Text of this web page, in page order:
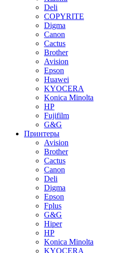
Deli
COPYRITE
Digma
Canon
Cactus
Brother
Avision
Epson
Huawei
KYOCERA
Konica Minolta
HP
Fujifilm
G&G
Принтеры
Avision
Brother
Cactus
Canon
Deli
Digma
Epson
Fplus
G&G
Hiper
HP
Konica Minolta
KYOCERA